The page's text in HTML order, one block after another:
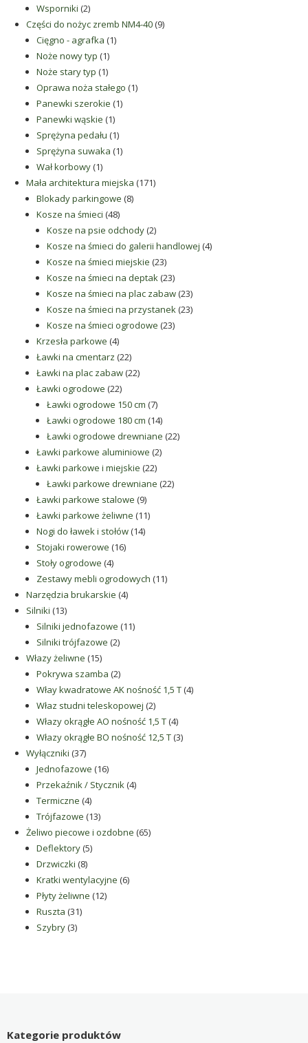
produkty
Wsporniki 22
produkty
Części do nożyc zremb NM4-40 99
Cięgno - agrafka 11
Noże nowy typ 11
produkt
Noże stary typ 11
produkt
Oprawa noża stałego 11
Panewki szerokie 11
Panewki wąskie 11
produkt
Sprężyna pedału 11
produkt
Sprężyna suwaka 11
Wał korbowy 11
produkt
Mała architektura miejska 171171
Blokady parkingowe 88
Kosze na śmieci 4848
produktów
Kosze na psie odchody 22
produkty
Kosze na śmieci do galerii handlowej 44
Kosze na śmieci miejskie 2323
produkty
Kosze na śmieci na deptak 2323
produkty
Kosze na śmieci na plac zabaw 2323
produkty
Kosze na śmieci na przystanek 2323
Kosze na śmieci ogrodowe 2323
Krzesła parkowe 44
produkty
Ławki na cmentarz 2222
produkty
Ławki na plac zabaw 2222
Ławki ogrodowe 2222
produkty
Ławki ogrodowe 150 cm 77
produktów
Ławki ogrodowe 180 cm 1414
produktów
Ławki ogrodowe drewniane 2222
Ławki parkowe aluminiowe 22
Ławki parkowe i miejskie 2222
produkty
Ławki parkowe drewniane 2222
Ławki parkowe stalowe 99
produktów
Ławki parkowe żeliwne 1111
Nogi do ławek i stołów 1414
Stojaki rowerowe 1616
Stoły ogrodowe 44
produkty
Zestawy mebli ogrodowych 1111
Narzędzia brukarskie 44
Silniki 1313
produktów
Silniki jednofazowe 1111
Silniki trójfazowe 22
Włazy żeliwne 1515
produktów
Pokrywa szamba 22
produkty
Włay kwadratowe AK nośność 1,5 T 44
Właz studni teleskopowej 22
produkty
Włazy okrągłe AO nośność 1,5 T 44
produkty
Włazy okrągłe BO nośność 12,5 T 33
Wyłączniki 3737
produktów
Jednofazowe 1616
produktów
Przekaźnik / Stycznik 44
Termiczne 44
produkty
Trójfazowe 1313
produktów
Żeliwo piecowe i ozdobne 6565
Deflektory 55
Drzwiczki 88
produktów
Kratki wentylacyjne 66
Płyty żeliwne 1212
Ruszta 3131
Szybry 33
Kategorie produktów